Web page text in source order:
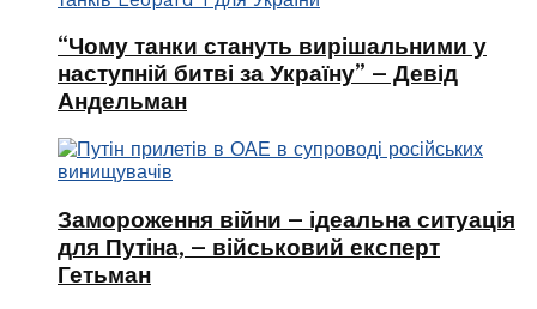
“Чому танки стануть вирішальними у
наступній битві за Україну” – Девід
Андельман
Замороження війни – ідеальна ситуація
для Путіна, – військовий експерт
Гетьман